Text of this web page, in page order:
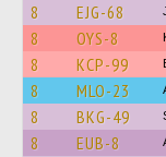
8 EJG-68
8 OYS-8
8 KCP-99
8 MLO-23
8 BKG-49
8 EUB-8